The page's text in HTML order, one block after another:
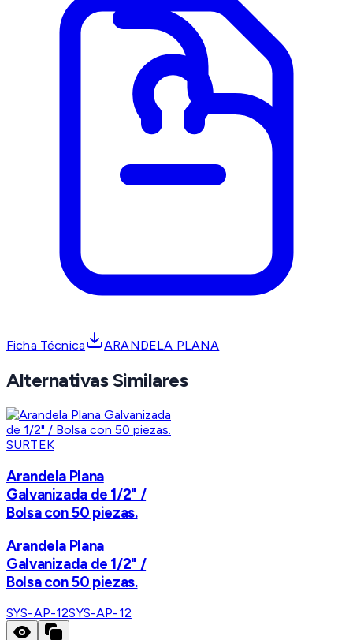
Ficha Técnica ARANDELA PLANA
Alternativas Similares
SURTEK
Arandela Plana
Galvanizada de 1/2" /
Bolsa con 50 piezas.
Arandela Plana
Galvanizada de 1/2" /
Bolsa con 50 piezas.
SYS-AP-12SYS-AP-12